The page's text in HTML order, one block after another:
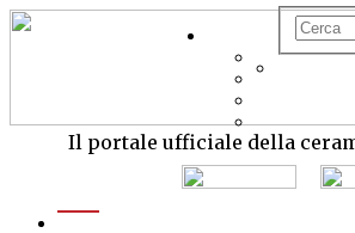
Il portale ufficiale della